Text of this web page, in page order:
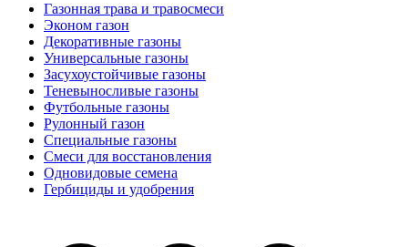
Газонная трава и травосмеси
Эконом газон
Декоративные газоны
Универсальные газоны
Засухоустойчивые газоны
Теневыносливые газоны
Футбольные газоны
Рулонный газон
Специальные газоны
Смеси для восстановления
Одновидовые семена
Гербициды и удобрения